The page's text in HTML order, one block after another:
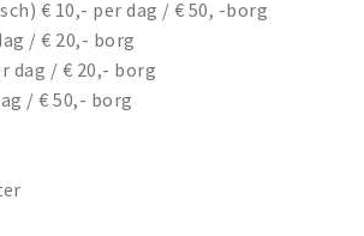
€ 10,- per dag / € 50, -borg
/ € 20,- borg
dag / € 20,- borg
/ € 50,- borg